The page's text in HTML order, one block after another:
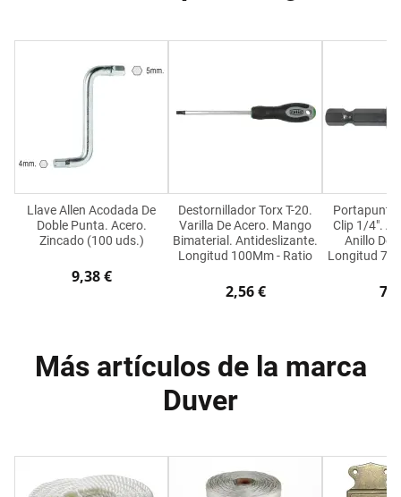
Llave Allen Acodada De
Doble Punta. Acero.
Zincado (100 uds.)
9,38 €
Destornillador Torx T-20.
Varilla De Acero. Mango
Bimaterial. Antideslizante.
Longitud 100Mm - Ratio
2,56 €
Clip 1/4".
Anillo De
Longitud
Más artículos de la marca
Duver